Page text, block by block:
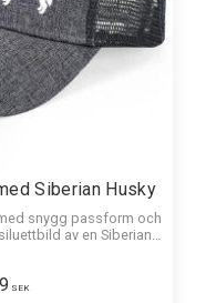
Siberian Husky
snygg passform och
av en Siberian
SEK